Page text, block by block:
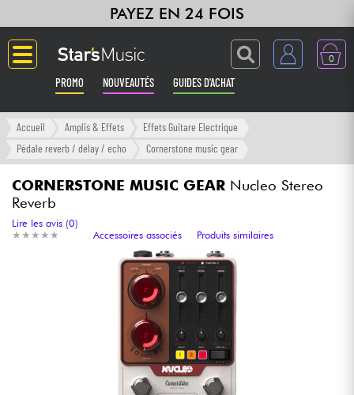
PAYEZ EN 24 FOIS
0
PROMO NOUVEAUTÉS GUIDES D'ACHAT
Langue
Synthés & Sampleurs
Accueil Amplis & Effets
Effets Guitare Electrique
Pédale reverb / delay / echo
Cornerstone music gear
CORNERSTONE MUSIC GEAR Nucleo Stereo
Reverb
★ ★ ★ ★ ★
★ ★ ★ ★ ★
Lire les avis (0)
Accessoires associés
Produits similaires